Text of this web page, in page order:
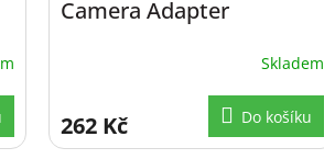
Camera Adapter
Skladem
262 Kč Do košíku